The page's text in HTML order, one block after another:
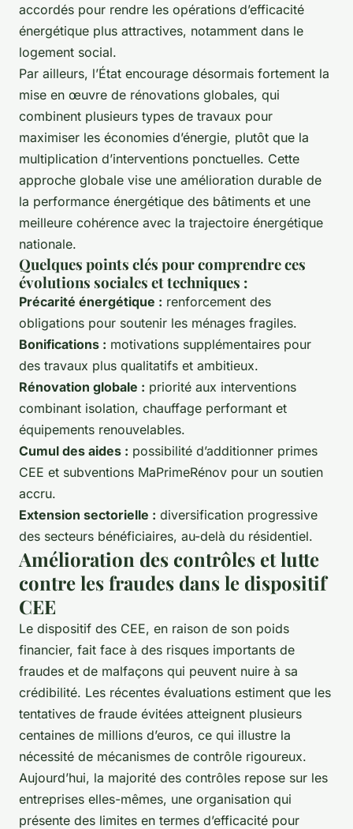
accordés pour rendre les opérations d’efficacité
énergétique plus attractives, notamment dans le
logement social.
Par ailleurs, l’État encourage désormais fortement la
mise en œuvre de rénovations globales, qui
combinent plusieurs types de travaux pour
maximiser les économies d’énergie, plutôt que la
multiplication d’interventions ponctuelles. Cette
approche globale vise une amélioration durable de
la performance énergétique des bâtiments et une
meilleure cohérence avec la trajectoire énergétique
nationale.
Quelques points clés pour comprendre ces
évolutions sociales et techniques :
Précarité énergétique : renforcement des
obligations pour soutenir les ménages fragiles.
Bonifications : motivations supplémentaires pour
des travaux plus qualitatifs et ambitieux.
Rénovation globale : priorité aux interventions
combinant isolation, chauffage performant et
équipements renouvelables.
Cumul des aides : possibilité d’additionner primes
CEE et subventions MaPrimeRénov pour un soutien
accru.
Extension sectorielle : diversification progressive
des secteurs bénéficiaires, au-delà du résidentiel.
Amélioration des contrôles et lutte
contre les fraudes dans le dispositif
CEE
Le dispositif des CEE, en raison de son poids
financier, fait face à des risques importants de
fraudes et de malfaçons qui peuvent nuire à sa
crédibilité. Les récentes évaluations estiment que les
tentatives de fraude évitées atteignent plusieurs
centaines de millions d’euros, ce qui illustre la
nécessité de mécanismes de contrôle rigoureux.
Aujourd’hui, la majorité des contrôles repose sur les
entreprises elles-mêmes, une organisation qui
présente des limites en termes d’efficacité pour